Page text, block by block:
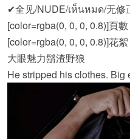
✔全见/NUDE/เห็นหมด/无修
[color=rgba(0, 0, 0, 0.8)]頁
[color=rgba(0, 0, 0, 0.8)]花
大眼魅力鬍渣野狼
He stripped his clothes. Big